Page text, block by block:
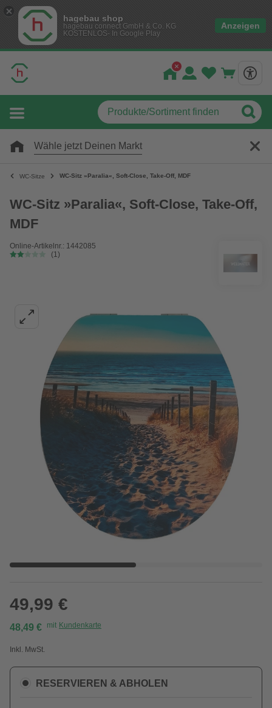
hagebau shop
hagebau connect GmbH & Co. KG
KOSTENLOS- In Google Play
Anzeigen
Wähle jetzt Deinen Markt
WC-Sitze WC-Sitz »Paralia«, Soft-Close, Take-Off, MDF
WC-Sitz »Paralia«, Soft-Close, Take-Off,
MDF
Online-Artikelnr.: 1442085
(1)
49,99 €
48,49 € mit Kundenkarte
Inkl. MwSt.
RESERVIEREN & ABHOLEN